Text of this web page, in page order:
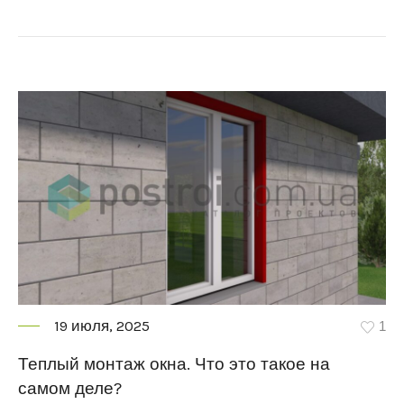
19 июля, 2025 1
Теплый монтаж окна. Что это такое на
самом деле?